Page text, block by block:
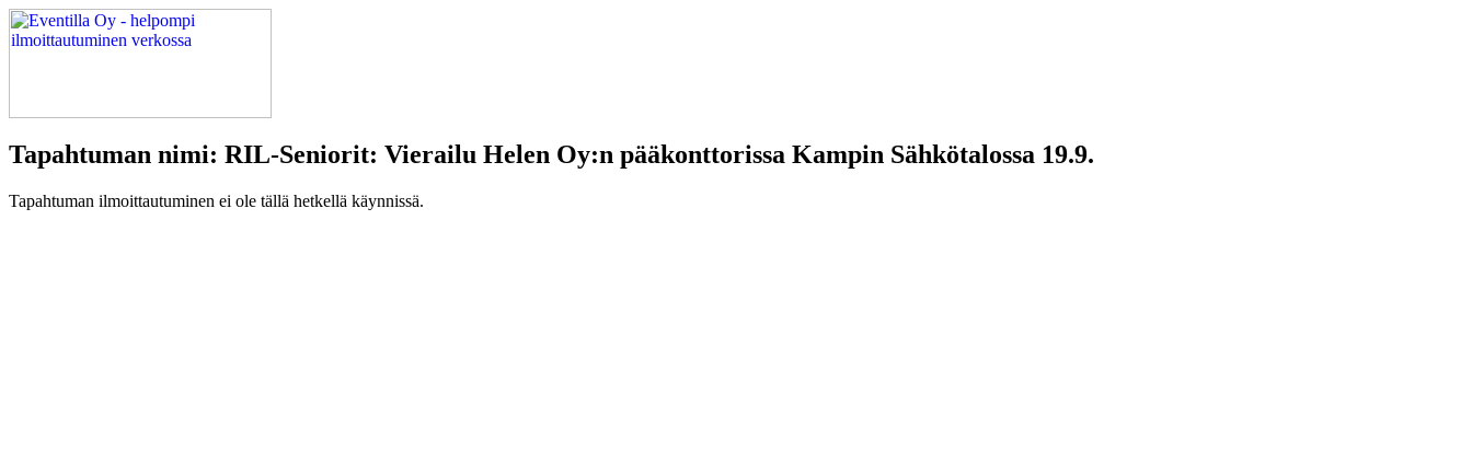
Tapahtuman nimi: RIL-Seniorit: Vierailu Helen Oy:n pääkonttorissa Kampin Sähkötalossa 19.9.
Tapahtuman ilmoittautuminen ei ole tällä hetkellä käynnissä.